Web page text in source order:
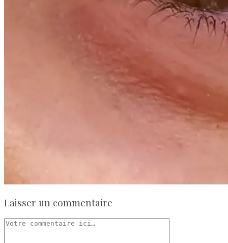
Laisser un commentaire